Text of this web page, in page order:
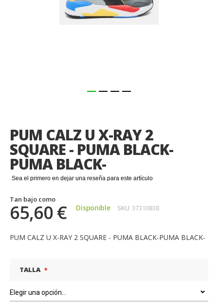
PUM CALZ U X-RAY 2
SQUARE - PUMA BLACK-
PUMA BLACK-
Sea el primero en dejar una reseña para este artículo
Tan bajo como
65,60 € Disponible SKU 37310838
PUM CALZ U X-RAY 2 SQUARE - PUMA BLACK-PUMA BLACK-
TALLA
de
la
galería
de
imágenes